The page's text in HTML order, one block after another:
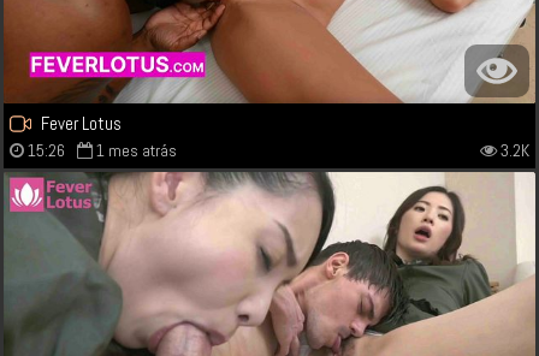
Fever Lotus
15:26 1 mes atrás 3.2K